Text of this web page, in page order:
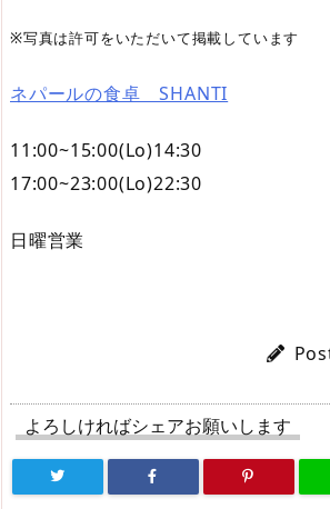
※写真は許可をいただいて掲載しています
ネパールの食卓 SHANTI
11:00~15:00(Lo)14:30
17:00~23:00(Lo)22:30
日曜営業
よろしければシェアお願いします